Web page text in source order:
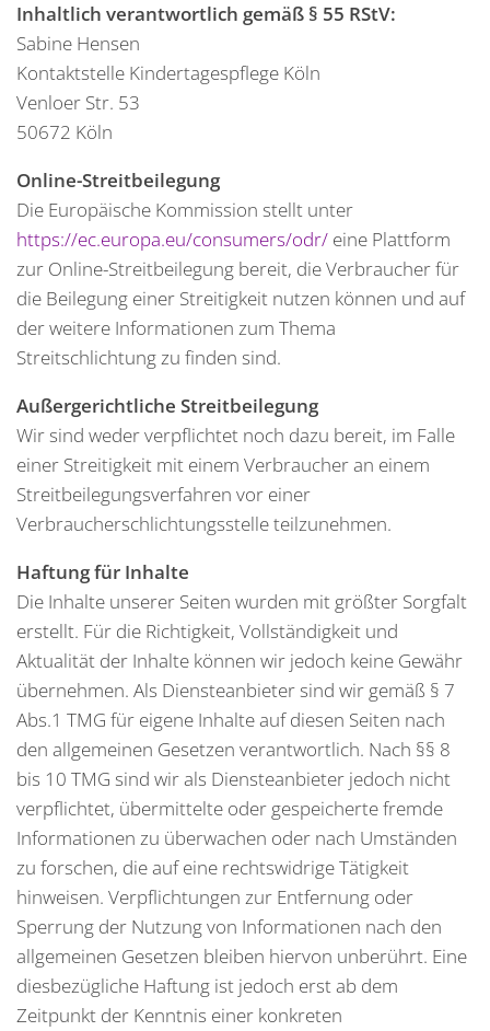
Inhaltlich verantwortlich gemäß § 55 RStV:
Sabine Hensen
Kontaktstelle Kindertagespflege Köln
Venloer Str. 53
50672 Köln
Online-Streitbeilegung
Die Europäische Kommission stellt unter
https://ec.europa.eu/consumers/odr/ eine Plattform
zur Online-Streitbeilegung bereit, die Verbraucher für
die Beilegung einer Streitigkeit nutzen können und auf
der weitere Informationen zum Thema
Streitschlichtung zu finden sind.
Außergerichtliche Streitbeilegung
Wir sind weder verpflichtet noch dazu bereit, im Falle
einer Streitigkeit mit einem Verbraucher an einem
Streitbeilegungsverfahren vor einer
Verbraucherschlichtungsstelle teilzunehmen.
Haftung für Inhalte
Die Inhalte unserer Seiten wurden mit größter Sorgfalt
erstellt. Für die Richtigkeit, Vollständigkeit und
Aktualität der Inhalte können wir jedoch keine Gewähr
übernehmen. Als Diensteanbieter sind wir gemäß § 7
Abs.1 TMG für eigene Inhalte auf diesen Seiten nach
den allgemeinen Gesetzen verantwortlich. Nach §§ 8
bis 10 TMG sind wir als Diensteanbieter jedoch nicht
verpflichtet, übermittelte oder gespeicherte fremde
Informationen zu überwachen oder nach Umständen
zu forschen, die auf eine rechtswidrige Tätigkeit
hinweisen. Verpflichtungen zur Entfernung oder
Sperrung der Nutzung von Informationen nach den
allgemeinen Gesetzen bleiben hiervon unberührt. Eine
diesbezügliche Haftung ist jedoch erst ab dem
Zeitpunkt der Kenntnis einer konkreten